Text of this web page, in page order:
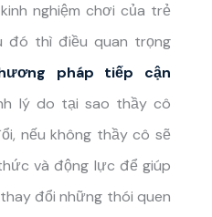
nghiệm chơi của trẻ
đó thì điều quan trọng
pháp tiếp cận
lý do tại sao thầy cô
nếu không thầy cô sẽ
và động lực để giúp
đổi những thói quen